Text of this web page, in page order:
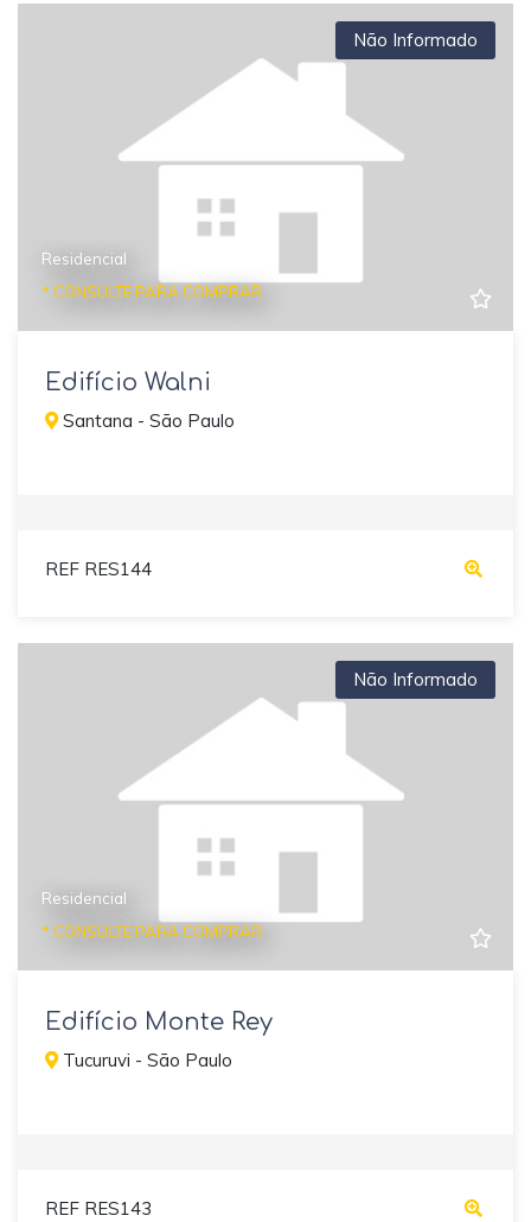
Não Informado
Residencial
* CONSULTE PARA COMPRAR
Edifício Walni
Santana - São Paulo
REF RES144
Não Informado
Residencial
* CONSULTE PARA COMPRAR
Edifício Monte Rey
Tucuruvi - São Paulo
REF RES143